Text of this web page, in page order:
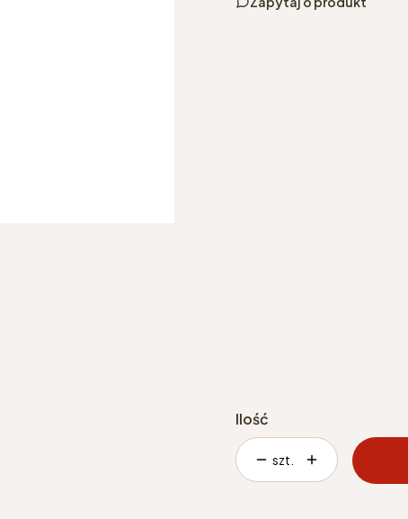
Ilość
szt.